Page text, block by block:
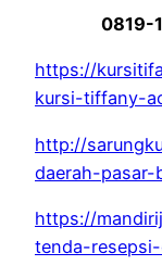
0819-
https://
kursi-tiffany-
http://
daerah-
https://
tenda-